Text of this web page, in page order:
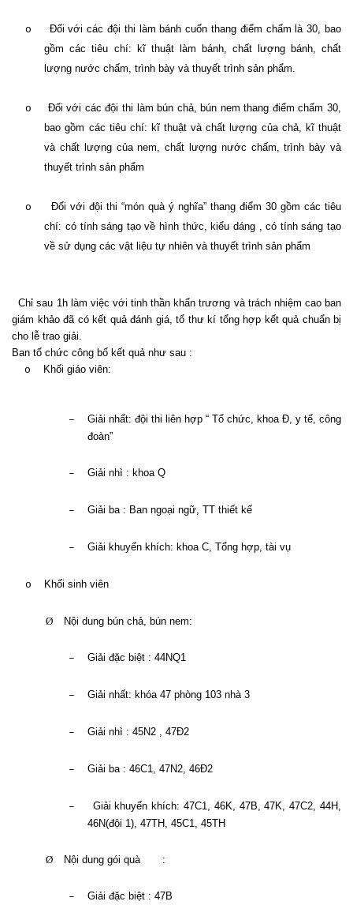
o
Đối với các đội thi làm bánh cuốn thang điểm chấm là 30, bao
gồm các tiêu chí: kĩ thuật làm bánh, chất lượng bánh, chất
lượng nước chấm, trình bày và thuyết trình sản phẩm.
o
Đối với các đội thi làm bún chả, bún nem thang điểm chấm 30,
bao gồm các tiêu chí: kĩ thuật và chất lượng của chả, kĩ thuật
và chất lượng của nem, chất lượng nước chấm, trình bày và
thuyết trình sản phẩm
o Đối với đội thi “món quà ýnghĩa” thang điểm 30 gồm các tiêu
chí: có tính sáng tạo về hình thức, kiểu dáng , có tính sáng tạo
về sử dụng các vật liệu tự nhiên và thuyết trình sản phẩm
Chỉ sau 1h làm việc với tinh thần khẩn trương và trách nhiệm cao ban
giám khảo đã có kết quả đánh giá, tổ thư kí tổng hợp kết quả chuẩn bị
cho lễ trao giải.
Ban tổ chức công bố kết quả như sau :
o
Khối giáo viên:
–
Giải nhất: đội thi liên hợp “ Tổ chức, khoa Đ, y tế, công
đoàn”
– Giải nhì : khoa Q
– Giải ba : Ban ngoại ngữ, TT thiết kế
– Giải khuyến khích: khoa C, Tổng hợp, tài vụ
o Khối sinh viên
Ø Nội dung bún chả, bún nem:
– Giải đặc biệt : 44NQ1
– Giải nhất: khóa 47 phòng 103 nhà 3
– Giải nhì : 45N2 , 47Đ2
– Giải ba : 46C1, 47N2, 46Đ2
–
Giải khuyến khích: 47C1, 46K, 47B, 47K, 47C2, 44H,
46N(đội 1), 47TH, 45C1, 45TH
Ø Nội dung gói quà :
– Giải đặc biệt : 47B